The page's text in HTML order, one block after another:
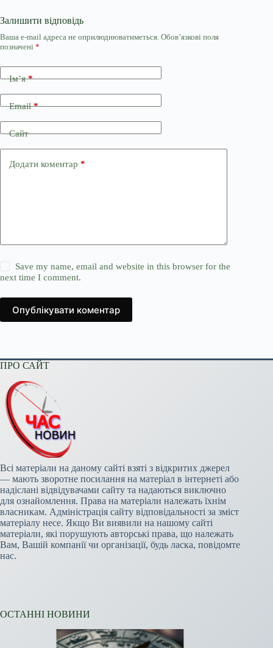
Залишити відповідь
Ваша e-mail адреса не оприлюднюватиметься. Обов’язкові поля
позначені *
Ім’я*
Email*
Сайт
Додати коментар *
Save my name, email and website in this browser for the
next time I comment.
Опублікувати коментар
ПРО САЙТ
Всі матеріали на даному сайті взяті з відкритих джерел
— мають зворотне посилання на матеріал в інтернеті або
надіслані відвідувачами сайту та надаються виключно
для ознайомлення. Права на матеріали належать їхнім
власникам. Адміністрація сайту відповідальності за зміст
матеріалу несе. Якщо Ви виявили на нашому сайті
матеріали, які порушують авторські права, що належать
Вам, Вашій компанії чи організації, будь ласка, повідомте
нас.
ОСТАННІ НОВИНИ